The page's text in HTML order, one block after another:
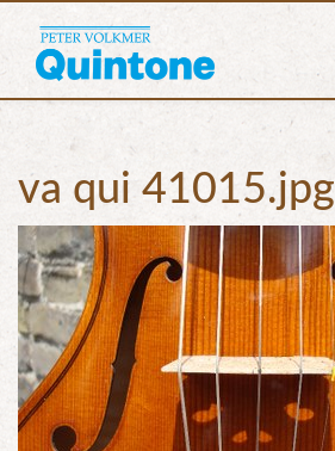
va qui 41015.jpg